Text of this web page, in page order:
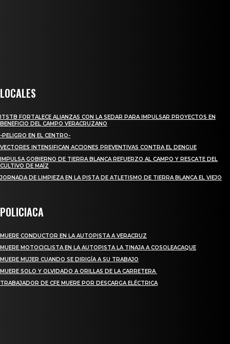
LOCALES
ITSTB FORTALECE ALIANZAS CON LA SEDAR PARA IMPULSAR PROYECTOS EN
BENEFICIO DEL CAMPO VERACRUZANO
-PELIGRO EN EL CENTRO-
VECTORES INTENSIFICAN ACCIONES PREVENTIVAS CONTRA EL DENGUE
IMPULSA GOBIERNO DE TIERRA BLANCA REFUERZO AL CAMPO Y RESCATE DEL
CULTIVO DE MAÍZ
JORNADA DE LIMPIEZA EN LA PISTA DE ATLETISMO DE TIERRA BLANCA EL VIEJO
POLICIACA
MUERE CONDUCTOR EN LA AUTOPISTA A VERACRUZ
MUERE MOTOCICLISTA EN LA AUTOPISTA LA TINAJA A COSOLEACAQUE
MUERE MUJER CUANDO SE DIRIGÍA A SU TRABAJO
MUERE SOLO Y OLVIDADO A ORILLAS DE LA CARRETERA
TRABAJADOR DE CFE MUERE POR DESCARGA ELÉCTRICA